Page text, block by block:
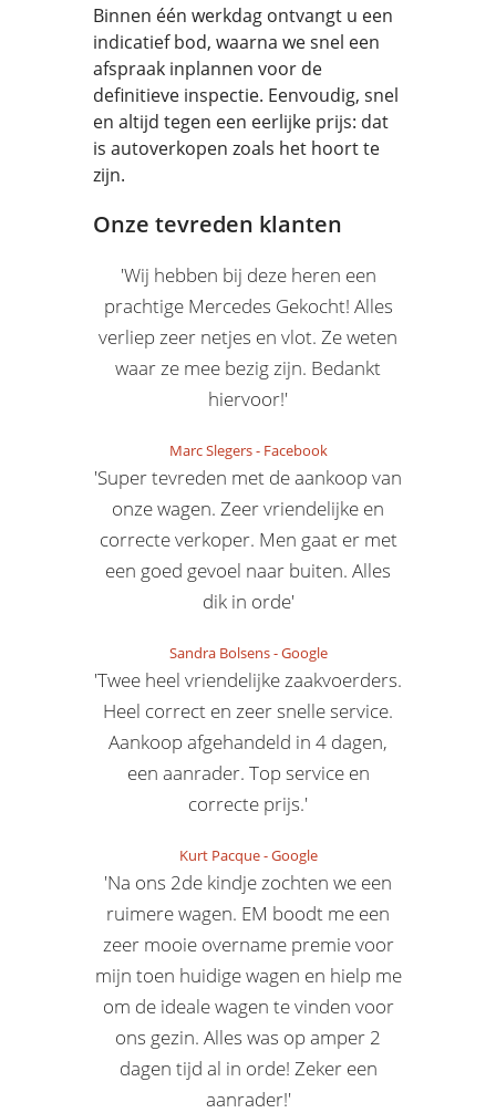
Binnen één werkdag ontvangt u een
indicatief bod, waarna we snel een
afspraak inplannen voor de
definitieve inspectie. Eenvoudig, snel
en altijd tegen een eerlijke prijs: dat
is autoverkopen zoals het hoort te
zijn.
Onze tevreden klanten
'Wij hebben bij deze heren een
prachtige Mercedes Gekocht! Alles
verliep zeer netjes en vlot. Ze weten
waar ze mee bezig zijn. Bedankt
hiervoor!'
Marc Slegers- Facebook
'Super tevreden met de aankoop van
onze wagen. Zeer vriendelijke en
correcte verkoper. Men gaat er met
een goed gevoel naar buiten. Alles
dik in orde'
Sandra Bolsens-Google
'Twee heel vriendelijke zaakvoerders.
Heel correct en zeer snelle service.
Aankoop afgehandeld in 4 dagen,
een aanrader. Top service en
correcte prijs.'
Kurt Pacque-Google
'Na ons 2de kindje zochten we een
ruimere wagen. EM boodt me een
zeer mooie overname premie voor
mijn toen huidige wagen en hielp me
om de ideale wagen te vinden voor
ons gezin. Alles was op amper 2
dagen tijd al in orde! Zeker een
aanrader!'